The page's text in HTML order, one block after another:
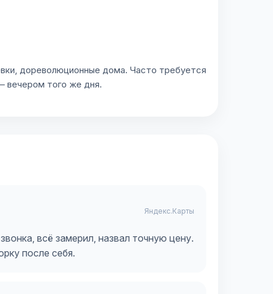
дореволюционные дома. Часто требуется
вечером того же дня.
Яндекс.Карты
всё замерил, назвал точную цену.
после себя.